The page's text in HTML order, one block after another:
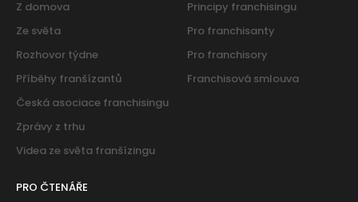
Z domova
Ze světa
Rozhovor týdne
Příběhy franšízantů
Česká asociace franchisingu
Zprávy z trhu
Videa ze světa franšízingu
Principy franchisingu
Pro franchisanty
Pro franchisory
Franchisová smlouva
PRO ČTENÁŘE